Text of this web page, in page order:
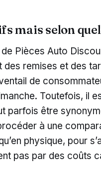
mais selon
Pièces Auto
des remises et des
de
Toutefois, il
parfois être
à une
physique, pour
pas par des coûts